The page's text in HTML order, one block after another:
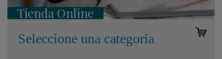
Tienda Online
Seleccione una categoría